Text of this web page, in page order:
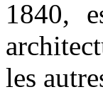
1840,
les